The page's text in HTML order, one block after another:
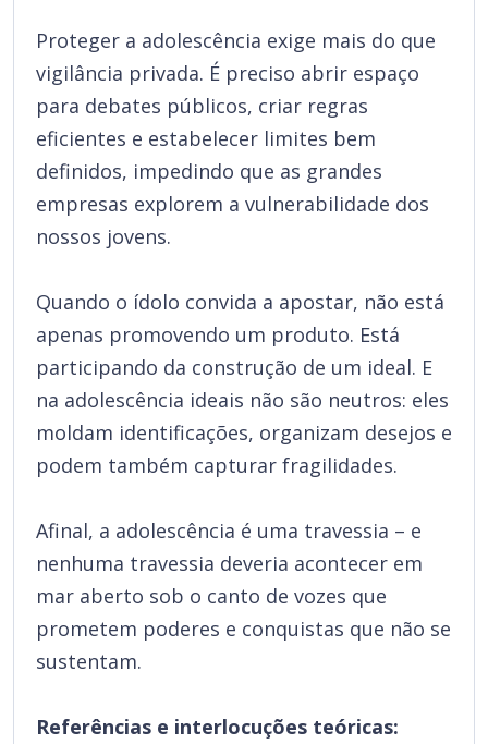
Proteger a adolescência exige mais do que
vigilância privada. É preciso abrir espaço
para debates públicos, criar regras
eficientes e estabelecer limites bem
definidos, impedindo que as grandes
empresas explorem a vulnerabilidade dos
nossos jovens.
Quando o ídolo convida a apostar, não está
apenas promovendo um produto. Está
participando da construção de um ideal. E
na adolescência ideais não são neutros: eles
moldam identificações, organizam desejos e
podem também capturar fragilidades.
Afinal, a adolescência é uma travessia – e
nenhuma travessia deveria acontecer em
mar aberto sob o canto de vozes que
prometem poderes e conquistas que não se
sustentam.
Referências e interlocuções teóricas: